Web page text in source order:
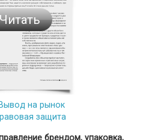
Читать
Вывод на рынок
защита
брендом, упаковка,